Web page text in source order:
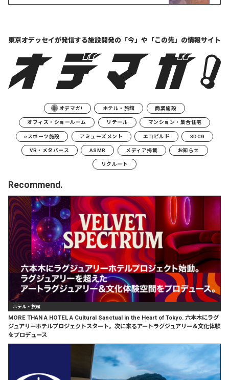
東京オデッセイが発信する施設開発の「今」や「この先」の情報サイト
オデマガ! ホテル・旅館 商業施設
オフィス・ショールーム リテール マンション・集合住宅
eスポーツ施設 アミューズメント エコビルド 3DCG
VR・メタバース ASMR メディア掲載 お知らせ
リクルート
Recommend.
ホテル・旅館
MORE THAN A HOTEL A Cultural Sanctual in the Heart of Tokyo. 六本木にラグ
ジュアリーホテルプロジェクトスタート。次に来るアートラグジュアリー＆文化体験
をプロデュース